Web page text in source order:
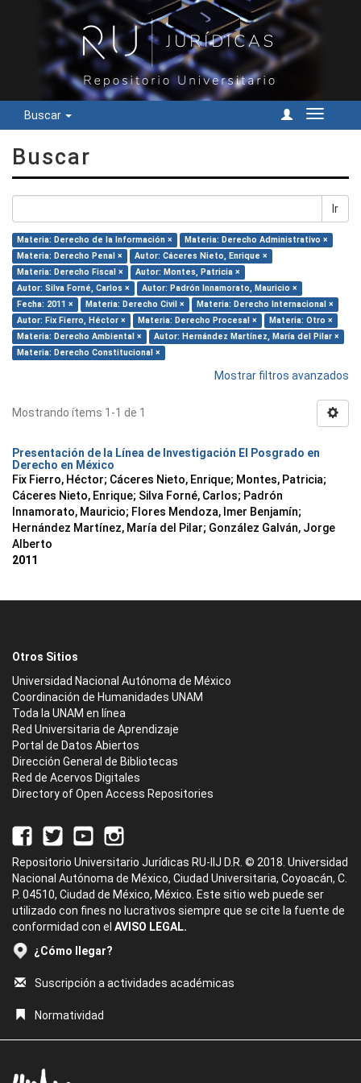
Buscar
Cambiar
Buscar
Ir
Materia: Derecho de la Información ×
Materia: Derecho Administrativo ×
Materia: Derecho Penal ×
Autor: Cáceres Nieto, Enrique ×
Materia: Derecho Fiscal ×
Autor: Montes, Patricia ×
Autor: Silva Forné, Carlos ×
Autor: Padrón Innamorato, Mauricio ×
Fecha: 2011 ×
Materia: Derecho Civil ×
Materia: Derecho Internacional ×
Autor: Fix Fierro, Héctor ×
Materia: Derecho Procesal ×
Materia: Otro ×
Materia: Derecho Ambiental ×
Autor: Hernández Martínez, María del Pilar ×
Materia: Derecho Constitucional ×
Mostrar filtros avanzados
Mostrando ítems 1-1 de 1
Presentación de la Línea de Investigación El Posgrado en
Derecho en México
Fix Fierro, Héctor; Cáceres Nieto, Enrique; Montes, Patricia;
Cáceres Nieto, Enrique; Silva Forné, Carlos; Padrón
Innamorato, Mauricio; Flores Mendoza, Imer Benjamín;
Hernández Martínez, María del Pilar; González Galván, Jorge
Alberto
2011
Otros Sitios
Universidad Nacional Autónoma de México
Coordinación de Humanidades UNAM
Toda la UNAM en línea
Red Universitaria de Aprendizaje
Portal de Datos Abiertos
Dirección General de Bibliotecas
Red de Acervos Digitales
Directory of Open Access Repositories
Repositorio Universitario Jurídicas RU-IIJ D.R. © 2018. Universidad
Nacional Autónoma de México, Ciudad Universitaria, Coyoacán, C.
P. 04510, Ciudad de México, México. Este sitio web puede ser
utilizado con fines no lucrativos siempre que se cite la fuente de
conformidad con el AVISO LEGAL.
¿Cómo llegar?
Suscripción a actividades académicas
Normatividad